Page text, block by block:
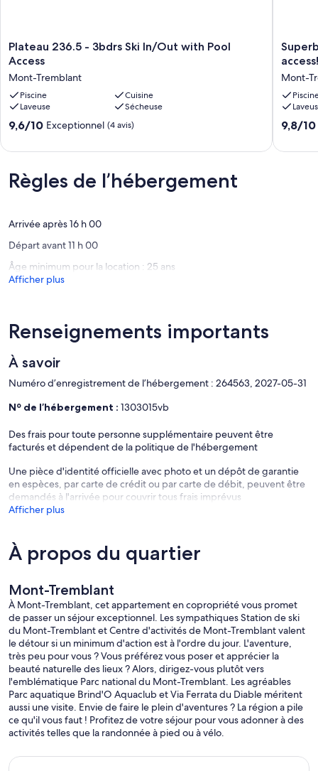
Plateau
236.5
3bdrs
Ski
In/Out
with
Pool
Tremblant
Plateau 236.5 - 3bdrs Ski In/Out with Pool
Access
Mont-Tremblant
Piscine
Cuisine
Laveuse
Sécheuse
9.6
10,
(4 avis)
9,6/10 Exceptionnel (4 avis)
Superb
ski
-
Ask
about
summer
pool
access!
Mont-
9.8
10,
9,8/10
Règles de l’hébergement
Arrivée après 16 h 00
Départ avant 11 h 00
Âge minimum pour la location : 25 ans
Afficher plus
Renseignements importants
À savoir
Numéro d’enregistrement de l’hébergement : 264563, 2027-05-31
Nº de l’hébergement : 1303015vb
Des frais pour toute personne supplémentaire peuvent être
facturés et dépendent de la politique de l'hébergement
Une pièce d'identité officielle avec photo et un dépôt de garantie
en espèces, par carte de crédit ou par carte de débit, peuvent être
demandés à l'arrivée pour couvrir tous frais imprévus
Afficher plus
À propos du quartier
Mont-Tremblant
À Mont-Tremblant, cet appartement en copropriété vous promet
de passer un séjour exceptionnel. Les sympathiques Station de ski
du Mont-Tremblant et Centre d'activités de Mont-Tremblant valent
le détour si un minimum d'action est à l'ordre du jour. L'aventure,
très peu pour vous ? Vous préférez vous poser et apprécier la
beauté naturelle des lieux ? Alors, dirigez-vous plutôt vers
l'emblématique Parc national du Mont-Tremblant. Les agréables
Parc aquatique Brind'O Aquaclub et Via Ferrata du Diable méritent
aussi une visite. Envie de faire le plein d'aventures ? La région a pile
ce qu'il vous faut ! Profitez de votre séjour pour vous adonner à des
activités telles que la randonnée à pied ou à vélo.